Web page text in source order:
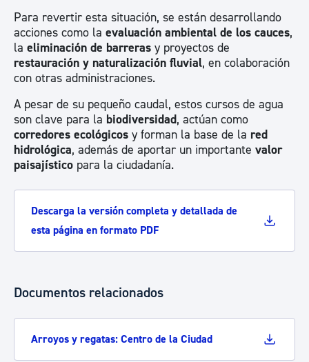
Para revertir esta situación, se están desarrollando
acciones como la evaluación ambiental de los cauces,
la eliminación de barreras y proyectos de
restauración y naturalización fluvial, en colaboración
con otras administraciones.
A pesar de su pequeño caudal, estos cursos de agua
son clave para la biodiversidad, actúan como
corredores ecológicos y forman la base de la red
hidrológica, además de aportar un importante valor
paisajístico para la ciudadanía.
Descarga la versión completa y detallada de
esta página en formato PDF
Documentos relacionados
Arroyos y regatas: Centro de la Ciudad